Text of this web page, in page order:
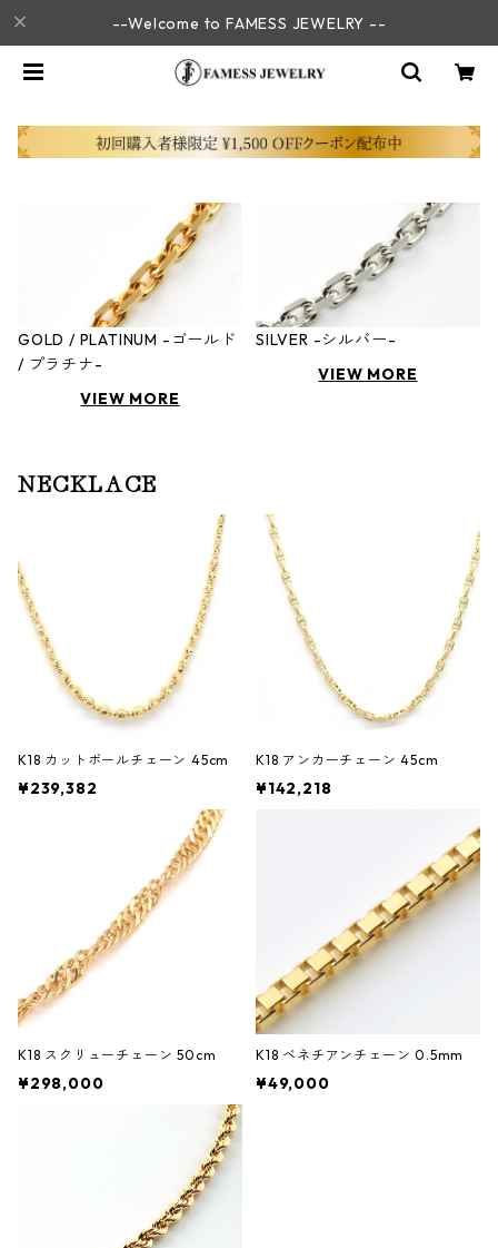
--Welcome to FAMESS JEWELRY --
GOLD / PLATINUM -ゴールド
/ プラチナ-
VIEW MORE
SILVER -シルバー-
VIEW MORE
NECKLACE
K18 カットボールチェーン 45cm
¥239,382
K18 アンカーチェーン 45cm
¥142,218
K18 スクリューチェーン 50cm
¥298,000
K18 ベネチアンチェーン 0.5mm
¥49,000